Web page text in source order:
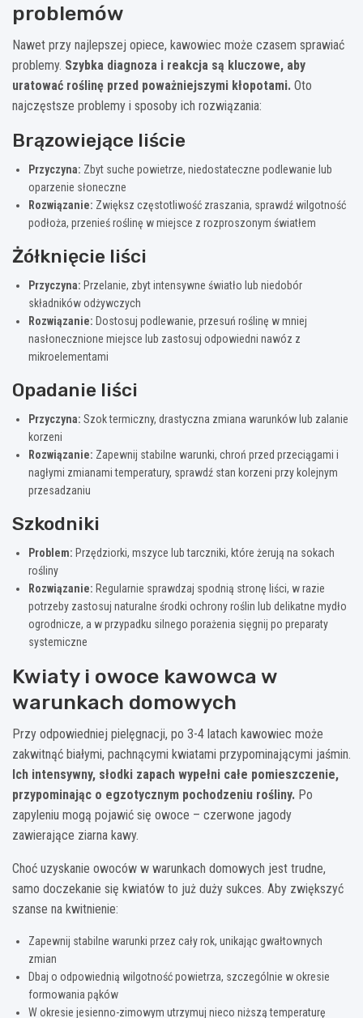
problemów
Nawet przy najlepszej opiece, kawowiec może czasem sprawiać
problemy. Szybka diagnoza i reakcja są kluczowe, aby
uratować roślinę przed poważniejszymi kłopotami. Oto
najczęstsze problemy i sposoby ich rozwiązania:
Brązowiejące liście
Przyczyna: Zbyt suche powietrze, niedostateczne podlewanie lub
oparzenie słoneczne
Rozwiązanie: Zwiększ częstotliwość zraszania, sprawdź wilgotność
podłoża, przenieś roślinę w miejsce z rozproszonym światłem
Żółknięcie liści
Przyczyna: Przelanie, zbyt intensywne światło lub niedobór
składników odżywczych
Rozwiązanie: Dostosuj podlewanie, przesuń roślinę w mniej
nasłonecznione miejsce lub zastosuj odpowiedni nawóz z
mikroelementami
Opadanie liści
Przyczyna: Szok termiczny, drastyczna zmiana warunków lub zalanie
korzeni
Rozwiązanie: Zapewnij stabilne warunki, chroń przed przeciągami i
nagłymi zmianami temperatury, sprawdź stan korzeni przy kolejnym
przesadzaniu
Szkodniki
Problem: Przędziorki, mszyce lub tarczniki, które żerują na sokach
rośliny
Rozwiązanie: Regularnie sprawdzaj spodnią stronę liści, w razie
potrzeby zastosuj naturalne środki ochrony roślin lub delikatne mydło
ogrodnicze, a w przypadku silnego porażenia sięgnij po preparaty
systemiczne
Kwiaty i owoce kawowca w
warunkach domowych
Przy odpowiedniej pielęgnacji, po 3-4 latach kawowiec może
zakwitnąć białymi, pachnącymi kwiatami przypominającymi jaśmin.
Ich intensywny, słodki zapach wypełni całe pomieszczenie,
przypominając o egzotycznym pochodzeniu rośliny. Po
zapyleniu mogą pojawić się owoce – czerwone jagody
zawierające ziarna kawy.
Choć uzyskanie owoców w warunkach domowych jest trudne,
samo doczekanie się kwiatów to już duży sukces. Aby zwiększyć
szanse na kwitnienie:
Zapewnij stabilne warunki przez cały rok, unikając gwałtownych
zmian
Dbaj o odpowiednią wilgotność powietrza, szczególnie w okresie
formowania pąków
W okresie jesienno-zimowym utrzymuj nieco niższą temperaturę